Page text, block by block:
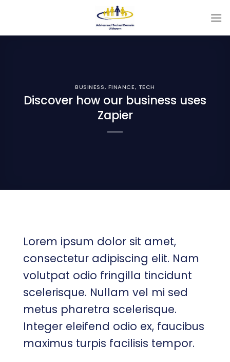
BUSINESS, FINANCE, TECH
Discover how our business uses
Zapier
Lorem ipsum dolor sit amet,
consectetur adipiscing elit. Nam
volutpat odio fringilla tincidunt
scelerisque. Nullam vel mi sed
metus pharetra scelerisque.
Integer eleifend odio ex, faucibus
maximus turpis facilisis tempor.